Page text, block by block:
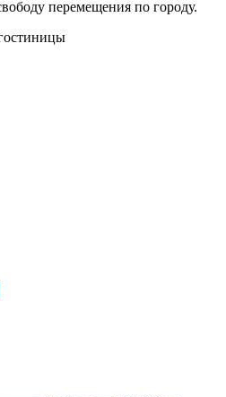
перемещения по городу.